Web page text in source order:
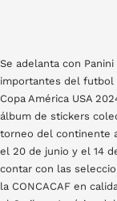
Se adelanta con
importantes del futbol
Copa América USA
álbum de stickers
torneo del continente
el 20 de junio y el 14
contar con las
la CONCACAF en